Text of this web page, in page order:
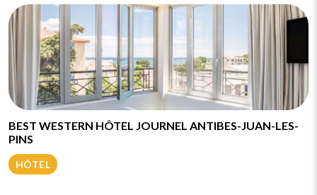
BEST WESTERN HÔTEL JOURNEL ANTIBES-JUAN-LES-
PINS
HÔTEL